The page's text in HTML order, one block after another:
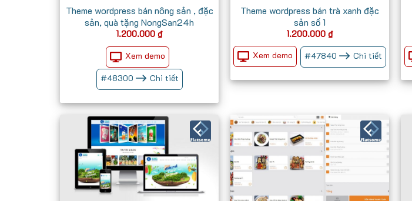
Theme wordpress bán nông sản , đặc
sản, quà tặng NongSan24h
1.200.000 ₫
Xem demo
#48300 Chi tiết
Theme wordpress bán trà xanh đặc
sản số 1
1.200.000 ₫
Xem demo
#47840 Chi tiết